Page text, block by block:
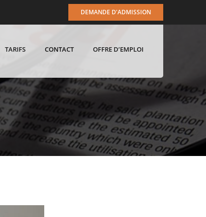
DEMANDE D'ADMISSION
TARIFS CONTACT OFFRE D’EMPLOI